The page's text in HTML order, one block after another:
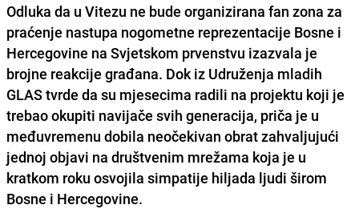
Odluka da u Vitezu ne bude organizirana fan zona za
praćenje nastupa nogometne reprezentacije Bosne i
Hercegovine na Svjetskom prvenstvu izazvala je
brojne reakcije građana. Dok iz Udruženja mladih
GLAS tvrde da su mjesecima radili na projektu koji je
trebao okupiti navijače svih generacija, priča je u
međuvremenu dobila neočekivan obrat zahvaljujući
jednoj objavi na društvenim mrežama koja je u
kratkom roku osvojila simpatije hiljada ljudi širom
Bosne i Hercegovine.